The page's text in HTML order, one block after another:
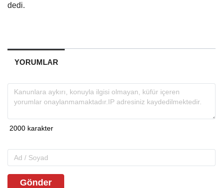
dedi.
YORUMLAR
Gönder